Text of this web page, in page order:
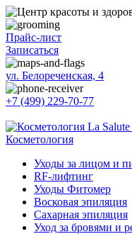
Прайс-лист
Записаться
ул. Белореченская, 4
+7 (499) 229-70-77
Косметология
Уходы за лицом и
RF-лифтинг
Уходы Фитомер
Восковая эпиляция
Сахарная эпиляция
Уход за бровями и